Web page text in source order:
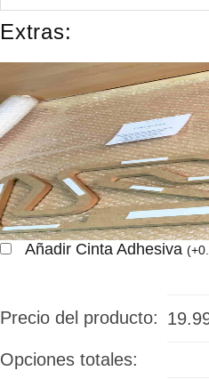
Extras:
Añadir Cinta Adhesiva (+
Precio del producto:
Opciones totales: